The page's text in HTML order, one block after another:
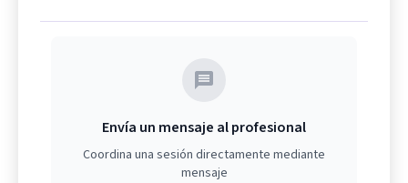
Envía un mensaje al profesional
Coordina una sesión directamente mediante
mensaje